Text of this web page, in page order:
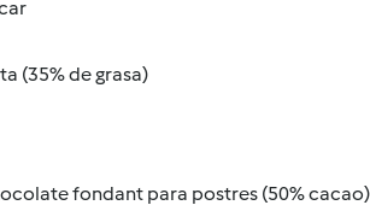
(35% de grasa)
fondant para postres (50% cacao)